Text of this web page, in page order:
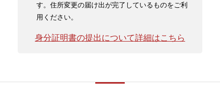
す。住所変更の届け出が完了しているものをご利
用ください。
身分証明書の提出について詳細はこちら